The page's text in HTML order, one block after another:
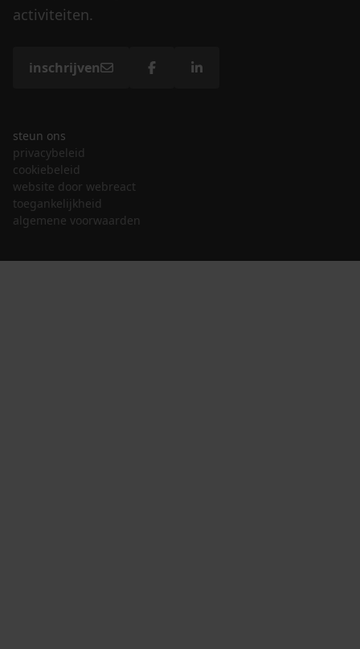
activiteiten.
inschrijven
steun ons
privacybeleid
cookiebeleid
website door webreact
toegankelijkheid
algemene voorwaarden